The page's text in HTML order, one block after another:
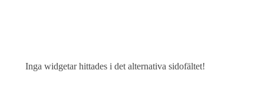
Inga widgetar hittades i det alternativa sidofältet!